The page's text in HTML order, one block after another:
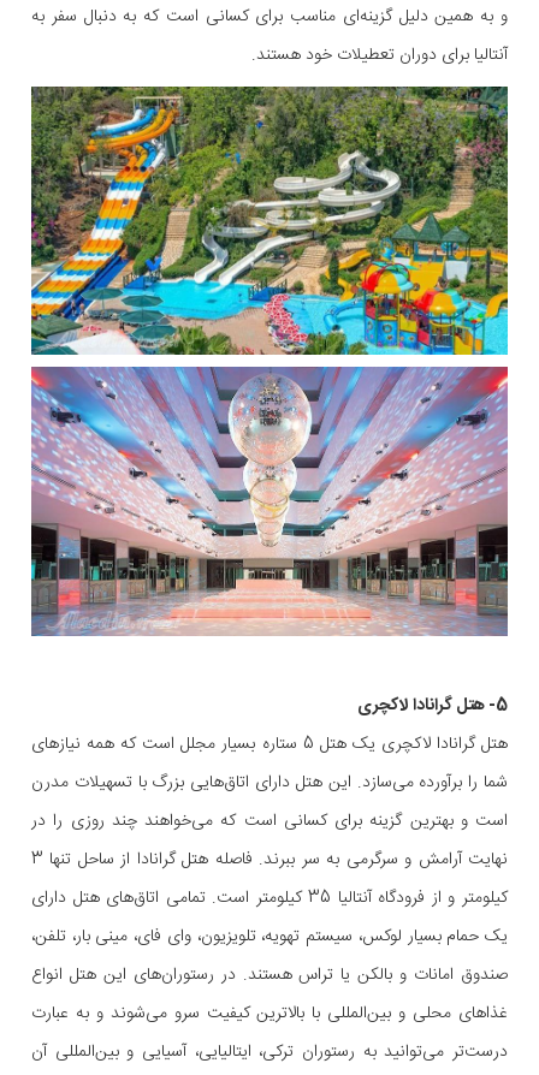
و به همین دلیل گزینه‌ای مناسب برای کسانی است که به دنبال سفر به
آنتالیا برای دوران تعطیلات خود هستند.
5- هتل گرانادا لاکچری
هتل گرانادا لاکچری یک هتل 5 ستاره بسیار مجلل است که همه نیازهای
شما را برآورده می‌سازد. این هتل دارای اتاق‌هایی بزرگ با تسهیلات مدرن
است و بهترین گزینه برای کسانی است که می‌خواهند چند روزی را در
نهایت آرامش و سرگرمی به سر ببرند. فاصله هتل گرانادا از ساحل تنها 3
کیلومتر و از فرودگاه آنتالیا 35 کیلومتر است. تمامی اتاق‌های هتل دارای
یک حمام بسیار لوکس، سیستم تهویه، تلویزیون، وای فای، مینی بار، تلفن،
صندوق امانات و بالکن یا تراس هستند. در رستوران‌های این هتل انواع
غذاهای محلی و بین‌المللی با بالاترین کیفیت سرو می‌شوند و به عبارت
درست‌تر می‌توانید به رستوران ترکی، ایتالیایی، آسیایی و بین‌المللی آن